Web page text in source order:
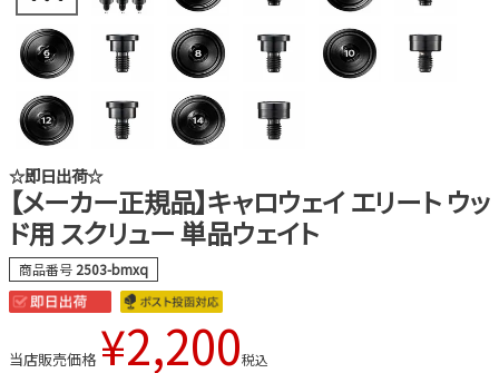
☆即日出荷☆
【メーカー正規品】キャロウェイ エリート ウッ
ド用 スクリュー 単品ウェイト
商品番号 2503-bmxq
当店販売価格 ¥2,200税込